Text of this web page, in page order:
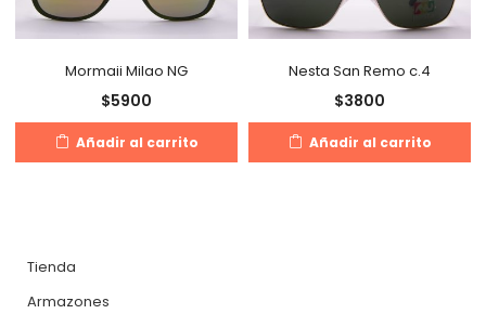
Mormaii Milao NG
$5900
Añadir al carrito
Nesta San Remo c.4
$3800
Añadir al carrito
Tienda
Armazones